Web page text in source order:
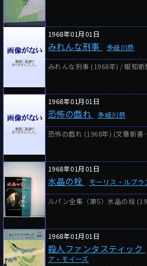
1968年01月01日
みれんな刑事 多岐川恭
みれんな刑事 (1968年) / 報知新
1968年01月01日
恐怖の戯れ 多岐川恭
恐怖の戯れ (1968年) (文華新
1968年01月01日
水晶の栓 モーリス・ルブラ
ルパン全集〈第5〉水晶の栓
1968年01月01日
殺人ファンタスティック
ア・モイーズ